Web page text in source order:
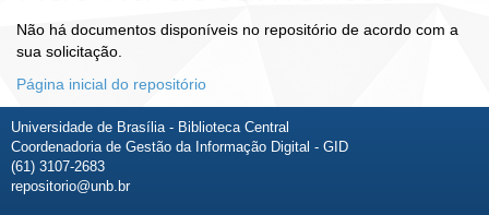
Não há documentos disponíveis no repositório de acordo com a
sua solicitação.
Página inicial do repositório
Universidade de Brasília - Biblioteca Central
Coordenadoria de Gestão da Informação Digital - GID
(61) 3107-2683
repositorio@unb.br